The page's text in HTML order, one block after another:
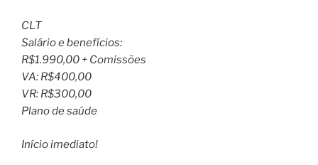
CLT
Salário e benefícios:
R$1.990,00 + Comissões
VA: R$400,00
VR: R$300,00
Plano de saúde
Início imediato!